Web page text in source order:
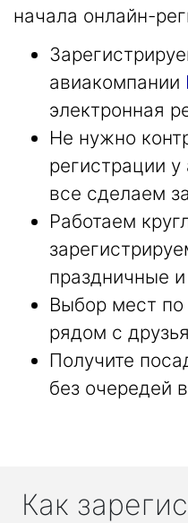
начала онлайн-
авиакомпании
электронная
Не нужно
регистрации
все сделаем
Работаем
праздничные
Выбор мест
рядом с
Получите
без очередей
Как